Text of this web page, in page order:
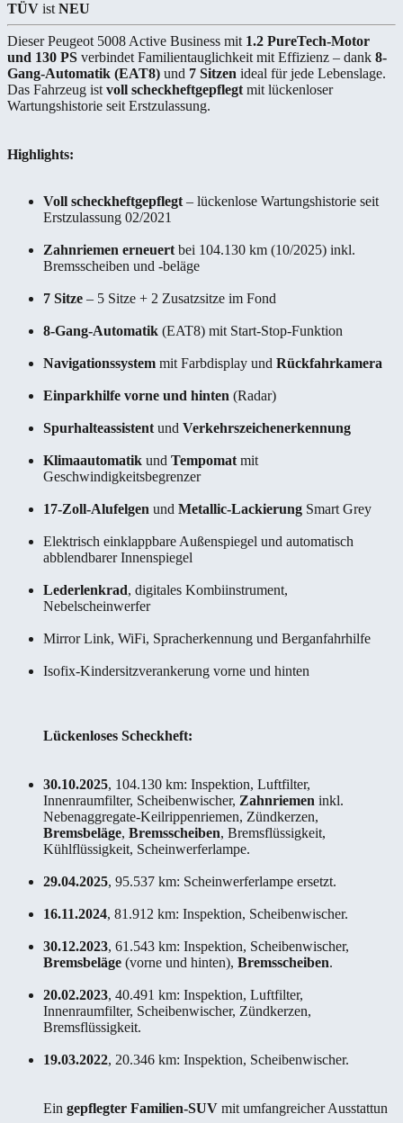
TÜV ist NEU
Dieser Peugeot 5008 Active Business mit 1.2 PureTech-Motor
und 130 PS verbindet Familientauglichkeit mit Effizienz – dank 8-
Gang-Automatik (EAT8) und 7 Sitzen ideal für jede Lebenslage.
Das Fahrzeug ist voll scheckheftgepflegt mit lückenloser
Wartungshistorie seit Erstzulassung.
Highlights:
Voll scheckheftgepflegt – lückenlose Wartungshistorie seit
Erstzulassung 02/2021
Zahnriemen erneuert bei 104.130 km (10/2025) inkl.
Bremsscheiben und -beläge
7 Sitze – 5 Sitze + 2 Zusatzsitze im Fond
8-Gang-Automatik (EAT8) mit Start-Stop-Funktion
Navigationssystem mit Farbdisplay und Rückfahrkamera
Einparkhilfe vorne und hinten (Radar)
Spurhalteassistent und Verkehrszeichenerkennung
Klimaautomatik und Tempomat mit
Geschwindigkeitsbegrenzer
17-Zoll-Alufelgen und Metallic-Lackierung Smart Grey
Elektrisch einklappbare Außenspiegel und automatisch
abblendbarer Innenspiegel
Lederlenkrad, digitales Kombiinstrument,
Nebelscheinwerfer
Mirror Link, WiFi, Spracherkennung und Berganfahrhilfe
Isofix-Kindersitzverankerung vorne und hinten
Lückenloses Scheckheft:
30.10.2025, 104.130 km: Inspektion, Luftfilter,
Innenraumfilter, Scheibenwischer, Zahnriemen inkl.
Nebenaggregate-Keilrippenriemen, Zündkerzen,
Bremsbeläge, Bremsscheiben, Bremsflüssigkeit,
Kühlflüssigkeit, Scheinwerferlampe.
29.04.2025, 95.537 km: Scheinwerferlampe ersetzt.
16.11.2024, 81.912 km: Inspektion, Scheibenwischer.
30.12.2023, 61.543 km: Inspektion, Scheibenwischer,
Bremsbeläge (vorne und hinten), Bremsscheiben.
20.02.2023, 40.491 km: Inspektion, Luftfilter,
Innenraumfilter, Scheibenwischer, Zündkerzen,
Bremsflüssigkeit.
19.03.2022, 20.346 km: Inspektion, Scheibenwischer.
Ein gepflegter Familien-SUV mit umfangreicher Ausstattun